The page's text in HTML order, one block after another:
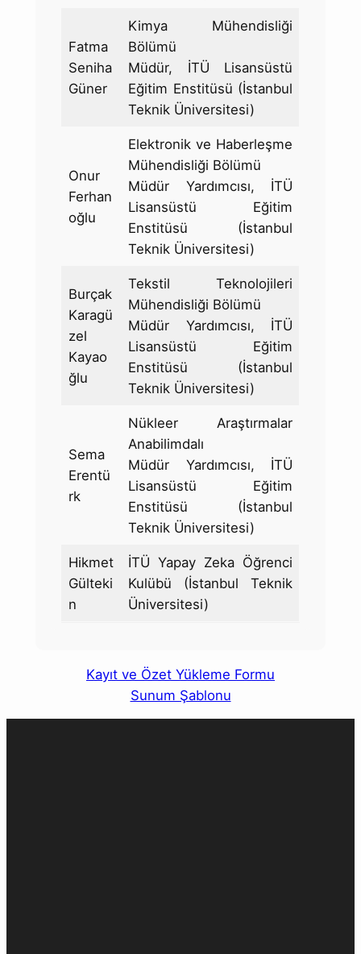
Fatma
Seniha
Güner
Kimya Mühendisliği
Bölümü
Müdür, İTÜ Lisansüstü
Eğitim Enstitüsü (İstanbul
Teknik Üniversitesi)
Onur
Ferhan
oğlu
Elektronik ve Haberleşme
Mühendisliği Bölümü
Müdür Yardımcısı, İTÜ
Lisansüstü Eğitim
Enstitüsü (İstanbul
Teknik Üniversitesi)
Burçak
Karagü
zel
Kayao
ğlu
Tekstil Teknolojileri
Mühendisliği Bölümü
Müdür Yardımcısı, İTÜ
Lisansüstü Eğitim
Enstitüsü (İstanbul
Teknik Üniversitesi)
Sema
Erentü
rk
Nükleer Araştırmalar
Anabilimdalı
Müdür Yardımcısı, İTÜ
Lisansüstü Eğitim
Enstitüsü (İstanbul
Teknik Üniversitesi)
Hikmet
Gülteki
n
İTÜ Yapay Zeka Öğrenci
Kulübü (İstanbul Teknik
Üniversitesi)
Kayıt ve Özet Yükleme Formu
Sunum Şablonu